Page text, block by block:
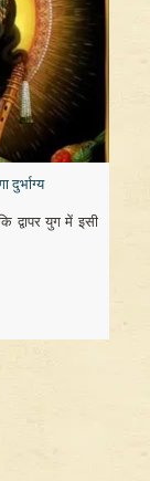
दुर्भाग्य
द्वापर युग में इसी